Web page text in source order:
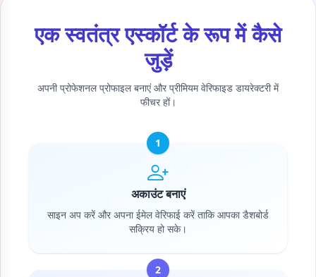
एक स्वतंत्र एस्कॉर्ट के रूप में कैसे
जुड़ें
अपनी प्रोफेशनल प्रोफाइल बनाएं और प्रीमियम वेरिफाइड डायरेक्टरी में
फीचर हों।
1
अकाउंट बनाएं
साइन अप करें और अपना ईमेल वेरिफाई करें ताकि आपका डैशबोर्ड
सक्रिय हो सके।
2